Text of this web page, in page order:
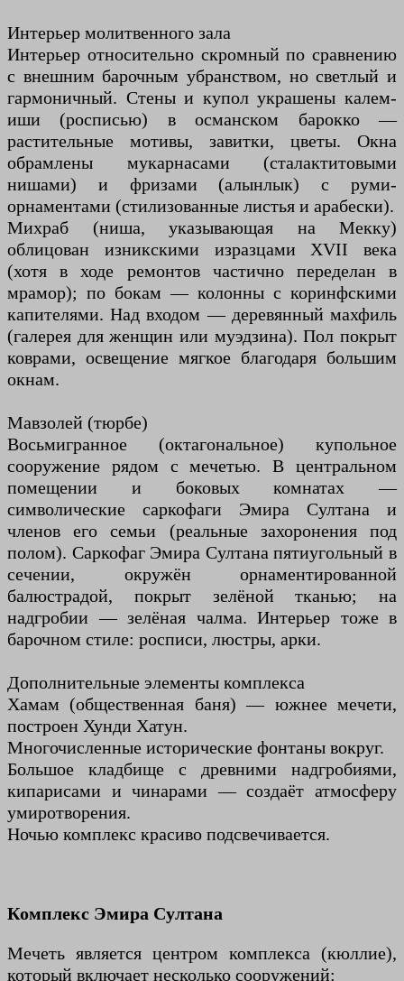
Интерьер молитвенного зала
Интерьер относительно скромный по сравнению
с внешним барочным убранством, но светлый и
гармоничный. Стены и купол украшены калем-
иши (росписью) в османском барокко —
растительные мотивы, завитки, цветы. Окна
обрамлены мукарнасами (сталактитовыми
нишами) и фризами (алынлык) с руми-
орнаментами (стилизованные листья и арабески).
Михраб (ниша, указывающая на Мекку)
облицован изникскими изразцами XVII века
(хотя в ходе ремонтов частично переделан в
мрамор); по бокам — колонны с коринфскими
капителями. Над входом — деревянный махфиль
(галерея для женщин или муэдзина). Пол покрыт
коврами, освещение мягкое благодаря большим
окнам.
Мавзолей (тюрбе)
Восьмигранное (октагональное) купольное
сооружение рядом с мечетью. В центральном
помещении и боковых комнатах —
символические саркофаги Эмира Султана и
членов его семьи (реальные захоронения под
полом). Саркофаг Эмира Султана пятиугольный в
сечении, окружён орнаментированной
балюстрадой, покрыт зелёной тканью; на
надгробии — зелёная чалма. Интерьер тоже в
барочном стиле: росписи, люстры, арки.
Дополнительные элементы комплекса
Хамам (общественная баня) — южнее мечети,
построен Хунди Хатун.
Многочисленные исторические фонтаны вокруг.
Большое кладбище с древними надгробиями,
кипарисами и чинарами — создаёт атмосферу
умиротворения.
Ночью комплекс красиво подсвечивается.
Комплекс Эмира Султана
Мечеть является центром комплекса (кюллие),
который включает несколько сооружений: